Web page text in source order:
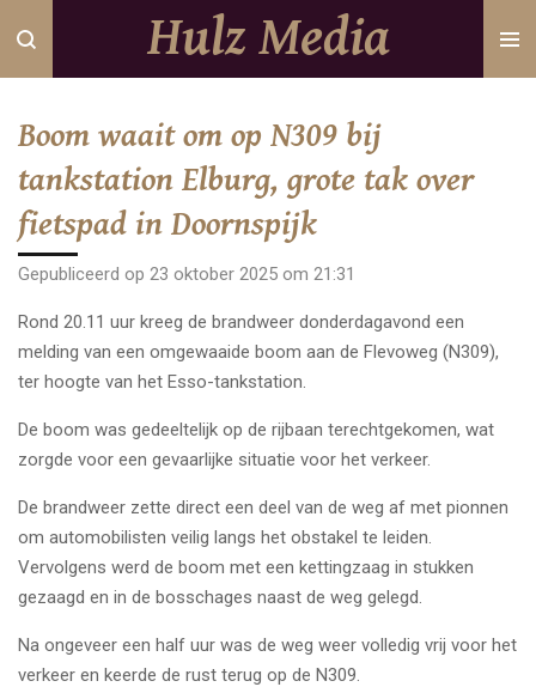
Ga
direct
hoofdinhoud
Hulz Media
Boom waait om op N309 bij
tankstation Elburg, grote tak over
fietspad in Doornspijk
Gepubliceerd op 23 oktober 2025 om 21:31
Rond 20.11 uur kreeg de brandweer donderdagavond een
melding van een omgewaaide boom aan de Flevoweg (N309),
ter hoogte van het Esso-tankstation.
De boom was gedeeltelijk op de rijbaan terechtgekomen, wat
zorgde voor een gevaarlijke situatie voor het verkeer.
De brandweer zette direct een deel van de weg af met pionnen
om automobilisten veilig langs het obstakel te leiden.
Vervolgens werd de boom met een kettingzaag in stukken
gezaagd en in de bosschages naast de weg gelegd.
Na ongeveer een half uur was de weg weer volledig vrij voor het
verkeer en keerde de rust terug op de N309.